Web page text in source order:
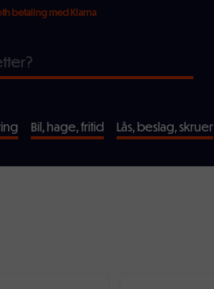
betaling med Klarna
Bil, hage, fritid Lås, beslag, skruer